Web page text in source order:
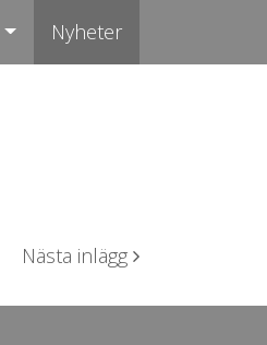
Nyheter
Nästa inlägg